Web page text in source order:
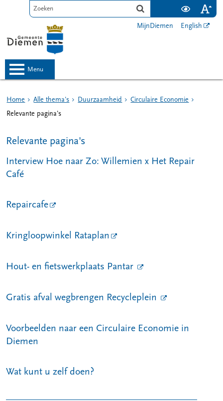
MijnDiemen English
menu
Home Alle thema's Duurzaamheid
Circulaire Economie
Relevante pagina's
Relevante pagina's
Interview Hoe naar Zo: Willemien x Het Repair
Café
Repaircafe
Kringloopwinkel Rataplan
Hout- en fietswerkplaats Pantar
Gratis afval wegbrengen Recycleplein
Voorbeelden naar een Circulaire Economie in
Diemen
Wat kunt u zelf doen?